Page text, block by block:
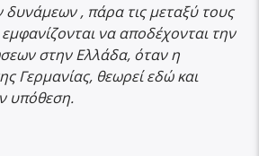
δυνάμεων , πάρα τις μεταξύ τους
να αποδέχονται την
στην Ελλάδα, όταν η
Γερμανίας, θεωρεί εδώ και
υπόθεση.